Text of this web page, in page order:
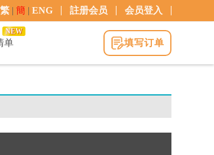
繁 | 簡 | ENG 註册会员 会员登入
单
NEW
填写订单